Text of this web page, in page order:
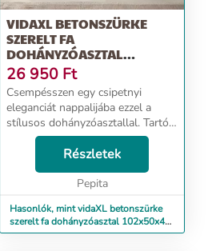
VIDAXL BETONSZÜRKE
SZERELT FA
DOHÁNYZÓASZTAL
102X50X44 CM
26 950 Ft
Csempésszen egy csipetnyi
eleganciát nappalijába ezzel a
stílusos dohányzóasztallal. Tartós
anyag: A szerelt fa kivételes
minőségű, sima felületű, szilárd,
stabil, és ellenáll a nedvességnek.
Részletek
Pepita
Hasonlók, mint vidaXL betonszürke
szerelt fa dohányzóasztal 102x50x44
cm